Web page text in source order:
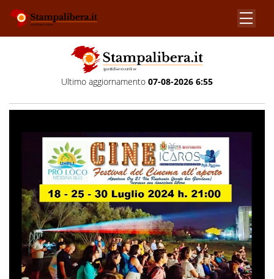
Ultimo aggiornamento 07-08-2026 6:55